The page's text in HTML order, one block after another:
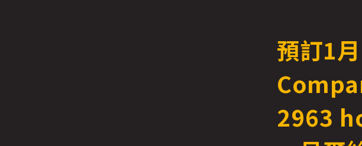
預訂1
2963